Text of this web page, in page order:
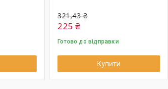
321,43 ₴
225 ₴
Готово до відправки
Купити